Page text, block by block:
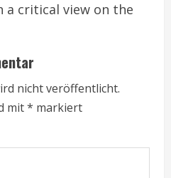
critical view on the
nicht veröffentlicht.
mit* markiert